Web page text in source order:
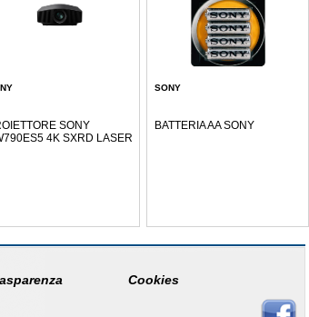
SONY
4K SXRD LASER
SONY
BATTERIA AA SONY
Cookies